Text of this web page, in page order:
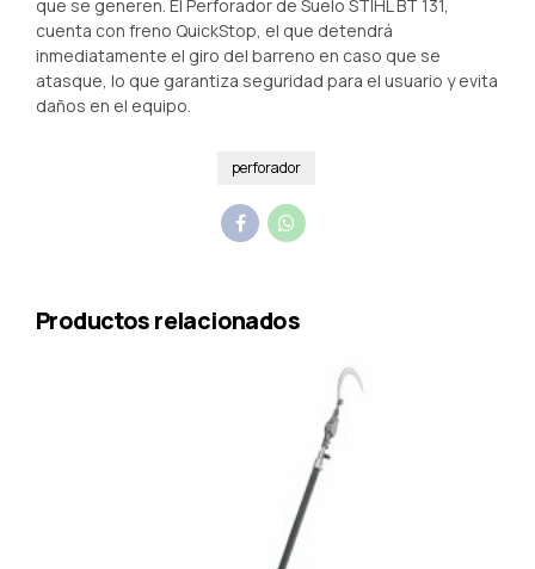
que se generen. El Perforador de Suelo STIHL BT 131,
cuenta con freno QuickStop, el que detendrá
inmediatamente el giro del barreno en caso que se
atasque, lo que garantiza seguridad para el usuario y evita
daños en el equipo.
perforador
Productos relacionados